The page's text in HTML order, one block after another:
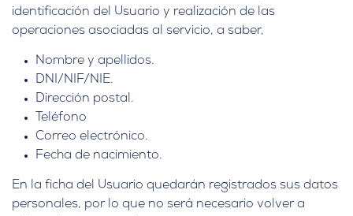
identificación del Usuario y realización de las
operaciones asociadas al servicio, a saber,
Nombre y apellidos.
DNI/NIF/NIE.
Dirección postal.
Teléfono
Correo electrónico.
Fecha de nacimiento.
En la ficha del Usuario quedarán registrados sus datos
personales, por lo que no será necesario volver a